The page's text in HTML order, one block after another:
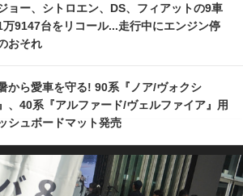
ョー、シトロエン、DS、フィアットの9車
万9147台をリコール...走行中にエンジン停
おそれ
から愛車を守る! 90系『ノア/ヴォクシ
、40系『アルファード/ヴェルファイア』用
シュボードマット発売